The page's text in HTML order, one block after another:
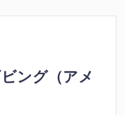
ング（アメ